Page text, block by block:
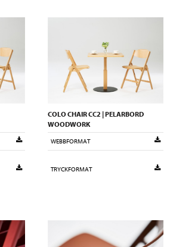
COLO CHAIR CC2 | PELARBORD
WOODWORK
WEBBFORMAT
TRYCKFORMAT